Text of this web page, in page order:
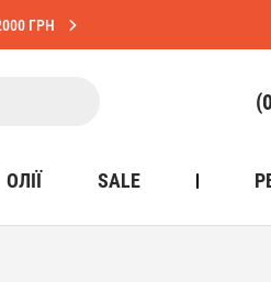
ГРН
ОЛІЇ SALE